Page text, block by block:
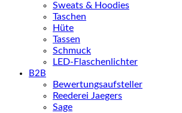
Sweats & Hoodies
Taschen
Hüte
Tassen
Schmuck
LED-Flaschenlichter
B2B
Bewertungsaufsteller
Reederei Jaegers
Sage